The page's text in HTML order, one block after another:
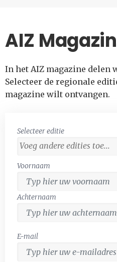
AIZ
In het AIZ magazine delen
Selecteer de regionale
magazine wilt ontvangen.
Selecteer editie
Voornaam
Achternaam
E-mail